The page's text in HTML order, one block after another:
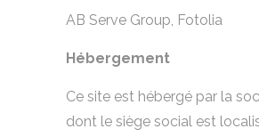
AB Serve Group, Fotolia
Hébergement
Ce site est hébergé par la
dont le siège social est